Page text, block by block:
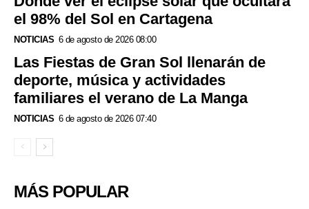
el 98% del Sol en Cartagena
NOTICIAS 6 de agosto de 2026 08:00
Las Fiestas de Gran Sol llenarán de
deporte, música y actividades
familiares el verano de La Manga
NOTICIAS 6 de agosto de 2026 07:40
MÁS POPULAR